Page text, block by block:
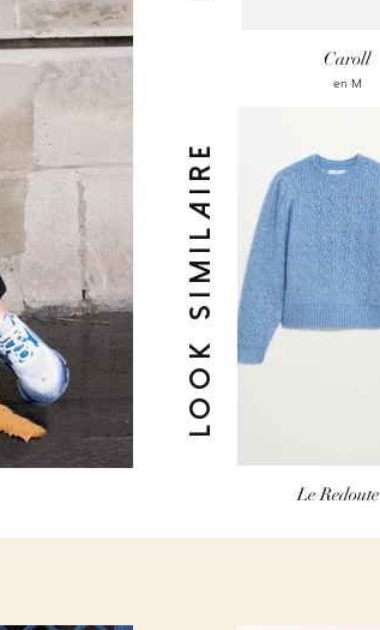
look similaire
Caroll
en M
Le Redoute